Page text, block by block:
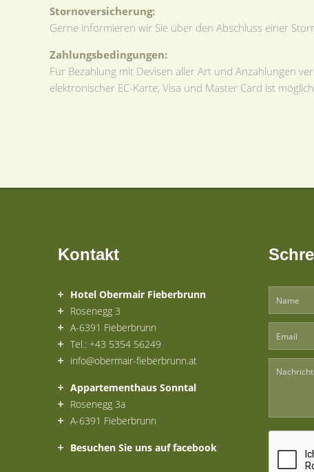
Stornoversicherung:
Gerne informieren wir Sie über den Abschluss einer
Zahlungsbedingungen:
Für Bezahlung mit Devisen aller Art und Anzahlungen
elektronischer EC-Karte, Visa und Master Card ist
Kontakt
Hotel Obermair Fieberbrunn
Rosenegg 3
A-6391 Fieberbrunn
Tel.: +43 5354 56249
info@obermair-fieberbrunn.at
Appartementhaus Sonntal
Rosenegg 3a
A-6391 Fieberbrunn
Besuchen Sie uns auf facebook